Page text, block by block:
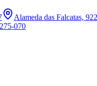
Alameda das Falcatas,
070